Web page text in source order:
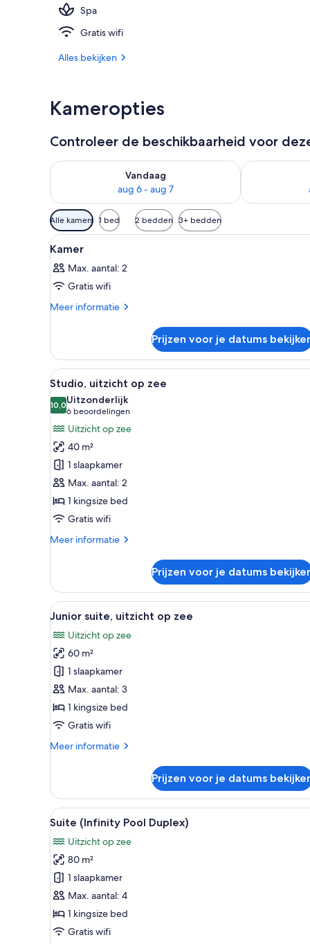
Spa
Gratis wifi
Alles bekijken
Kameropties
Controleer de beschikbaarheid voor
Vandaag
aug 6 - aug 7
De beschikbaarheid controleren voor vanavond aug
De
Beschikbare
filters
voor
Alle kamers 1 bed 2 bedden 3+ bedden
Alle
foto's
voor
Kamer
laden
Een slaapkamer met een
4
Kamer
Max. aantal: 2
Gratis wifi
Meer informatie
Meer
Prijzen voor je datums
Alle
foto's
voor
Studio,
uitzicht
op
zee
laden
Een hotelkamer met een
5
Studio, uitzicht op zee
10,010,0 van 10
Uitzonderlijk
6 beoordelingen
(6
beoordelingen)
Uitzicht op zee
40 m²
1 slaapkamer
Max. aantal: 2
1 kingsize bed
Gratis wifi
Meer informatie
Meer
uitzicht
op
zee
Prijzen voor je datums
Alle
foto's
voor
Junior
suite,
uitzicht
op
zee
Een moderne hotelkamer
5
Junior suite, uitzicht op zee
Uitzicht op zee
60 m²
1 slaapkamer
Max. aantal: 3
1 kingsize bed
Gratis wifi
Meer informatie
Meer
suite,
uitzicht
op
Prijzen voor je datums
Alle
foto's
voor
Suite
(Infinity
Pool
Duplex)
laden
Een moderne hotelkamer
5
Suite (Infinity Pool Duplex)
Uitzicht op zee
80 m²
1 slaapkamer
Max. aantal: 4
1 kingsize bed
Gratis wifi